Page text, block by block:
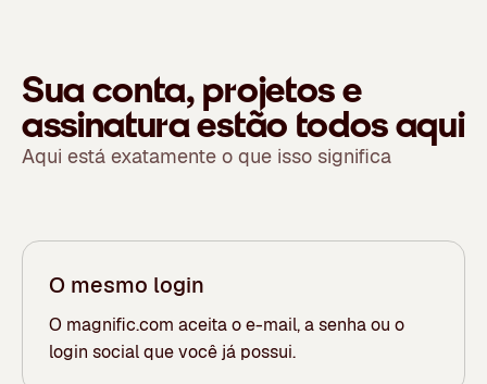
Sua conta, projetos e
assinatura estão todos aqui
Aqui está exatamente o que isso significa
O mesmo login
O magnific.com aceita o e-mail, a senha ou o
login social que você já possui.